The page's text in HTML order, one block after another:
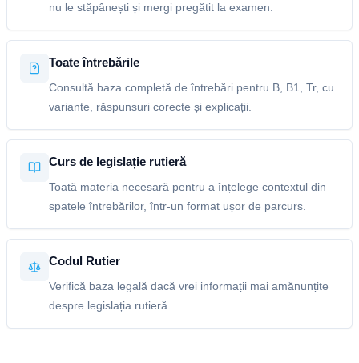
nu le stăpânești și mergi pregătit la examen.
Toate întrebările
Consultă baza completă de întrebări pentru B, B1, Tr, cu
variante, răspunsuri corecte și explicații.
Curs de legislație rutieră
Toată materia necesară pentru a înțelege contextul din
spatele întrebărilor, într-un format ușor de parcurs.
Codul Rutier
Verifică baza legală dacă vrei informații mai amănunțite
despre legislația rutieră.